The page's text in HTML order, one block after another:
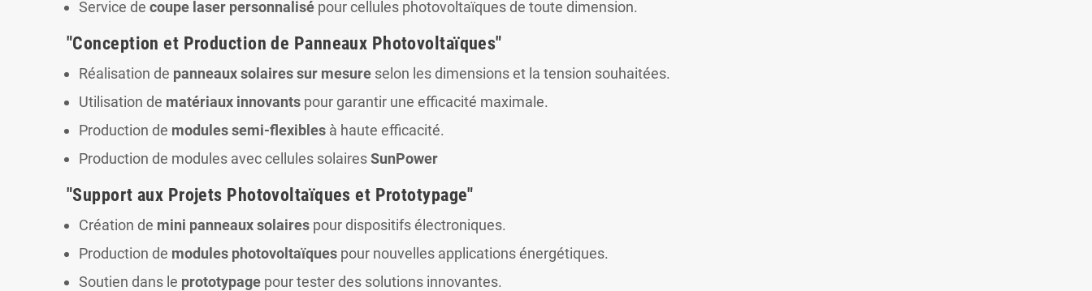
Service de coupe laser personnalisé pour cellules photovoltaïques de toute dimension.
"Conception et Production de Panneaux Photovoltaïques"
Réalisation de panneaux solaires sur mesure selon les dimensions et la tension souhaitées.
Utilisation de matériaux innovants pour garantir une efficacité maximale.
Production de modules semi-flexibles à haute efficacité.
Production de modules avec cellules solairesSunPower
"Support aux Projets Photovoltaïques et Prototypage"
Création de mini panneaux solaires pour dispositifs électroniques.
Production de modules photovoltaïques pour nouvelles applications énergétiques.
Soutien dans le prototypage pour tester des solutions innovantes.